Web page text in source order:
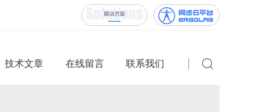
技术文章 在线留言 联系我们